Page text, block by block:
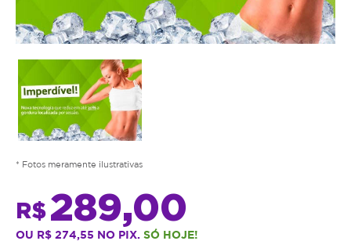
* Fotos meramente ilustrativas
R$289,00
OU R$ 274,55 NO PIX. SÓ HOJE!